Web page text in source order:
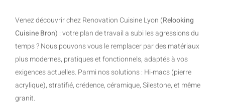
Venez découvrir chez Renovation Cuisine Lyon (Relooking
Cuisine Bron) : votre plan de travail a subi les agressions du
temps ? Nous pouvons vous le remplacer par des matériaux
plus modernes, pratiques et fonctionnels, adaptés à vos
exigences actuelles. Parmi nos solutions : Hi-macs (pierre
acrylique), stratifié, crédence, céramique, Silestone, et même
granit.